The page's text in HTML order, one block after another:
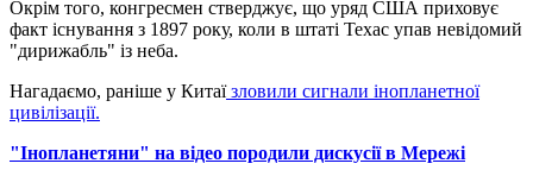
Окрім того, конгресмен стверджує, що уряд США приховує
факт існування з 1897 року, коли в штаті Техас упав невідомий
"дирижабль" із неба.
Нагадаємо, раніше у Китаїзловили сигнали інопланетної
цивілізації.
"Інопланетяни" на відео породили дискусії в Мережі